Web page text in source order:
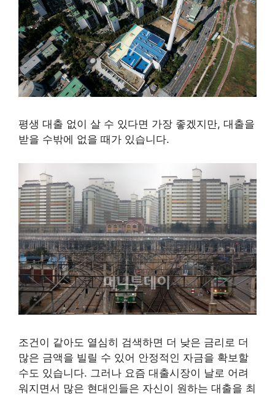
평생 대출 없이 살 수 있다면 가장 좋겠지만, 대출을
받을 수밖에 없을 때가 있습니다.
조건이 같아도 열심히 검색하면 더 낮은 금리로 더
많은 금액을 빌릴 수 있어 안정적인 자금을 확보할
수도 있습니다. 그러나 요즘 대출시장이 날로 어려
워지면서 많은 현대인들은 자신이 원하는 대출을 최